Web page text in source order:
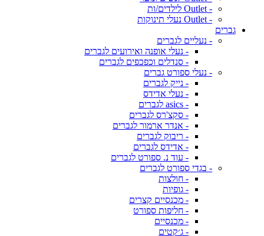
- Outlet לילדים/ות
- Outlet נעלי תינוקות
גברים
- נעליים לגברים
- נעלי אופנה ואירועים לגברים
- סנדלים וכפכפים לגברים
- נעלי ספורט גברים
- נייק לגברים
- נעלי אדידס
- asics לגברים
- סקצ'רס לגברים
- אנדר ארמור לגברים
- ריבוק לגברים
- אדידס לגברים
- עוד נ. ספורט לגברים
- בגדי ספורט לגברים
- חולצות
- גופיות
- מכנסיים קצרים
- חליפות ספורט
- מכנסיים
- ג׳קטים